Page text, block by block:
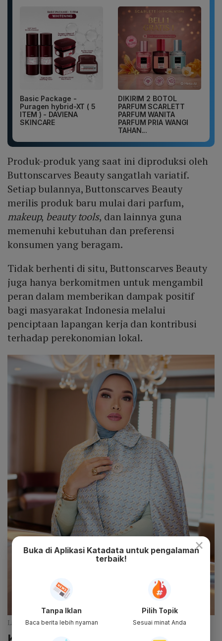
Basic Package -
Puragen hybrid-XT ( 5
ITEM ) - DAVIENA
SKINCARE
DIKIRIM 2 BOTOL
PARFUM SCARLETT
PARFUM WANITA
PARFUM PRIA WANGI
TAHAN...
Produk-produk yang saat ini diproduksi oleh
Buttonscarves Beauty sangatlah variatif.
Setiap bulannya, Buttonscarves Beauty
merilis produk baru mulai dari parfum,
makeup, beauty tools, dan lainnya guna
memenuhi kebutuhan dan preferensi
konsumen yang beragam.
Tidak berhenti di situ, Buttonscarves Beauty
juga hanya berkomitmen untuk mengambil
peran dalam memberikan dampak positif
bagi masyarakat Indonesia melalui
penciptaan lapangan kerja dan kontribusi
terhadap perekonomian lokal.
Linda Anggrea selaku Founder Buttonscarves (Dok Istimewa)
×
Buka di Aplikasi Katadata untuk pengalaman
terbaik!
Tanpa Iklan
Baca berita lebih nyaman
Pilih Topik
Sesuai minat Anda